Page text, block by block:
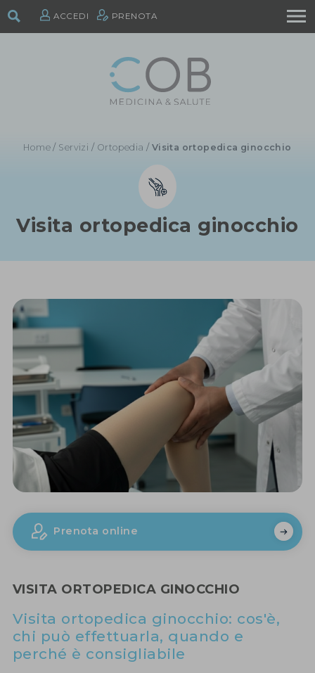
ACCEDI PRENOTA
Home/ Servizi / Ortopedia / Visita ortopedica ginocchio
Visita ortopedica ginocchio
Prenota online
VISITA ORTOPEDICA GINOCCHIO
Visita ortopedica ginocchio: cos'è,
chi può effettuarla, quando e
perché è consigliabile